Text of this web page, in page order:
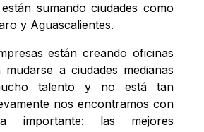
sumando ciudades como
y Aguascalientes.
están creando oficinas
mudarse a ciudades medianas
talento y no está tan
nos encontramos con
importante: las mejores